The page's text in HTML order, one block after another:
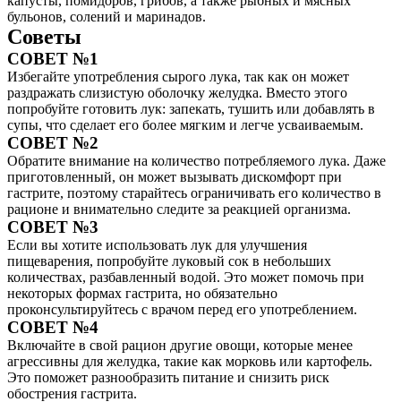
бульонов, солений и маринадов.
Советы
СОВЕТ №1
Избегайте употребления сырого лука, так как он может
раздражать слизистую оболочку желудка. Вместо этого
попробуйте готовить лук: запекать, тушить или добавлять в
супы, что сделает его более мягким и легче усваиваемым.
СОВЕТ №2
Обратите внимание на количество потребляемого лука. Даже
приготовленный, он может вызывать дискомфорт при
гастрите, поэтому старайтесь ограничивать его количество в
рационе и внимательно следите за реакцией организма.
СОВЕТ №3
Если вы хотите использовать лук для улучшения
пищеварения, попробуйте луковый сок в небольших
количествах, разбавленный водой. Это может помочь при
некоторых формах гастрита, но обязательно
проконсультируйтесь с врачом перед его употреблением.
СОВЕТ №4
Включайте в свой рацион другие овощи, которые менее
агрессивны для желудка, такие как морковь или картофель.
Это поможет разнообразить питание и снизить риск
обострения гастрита.